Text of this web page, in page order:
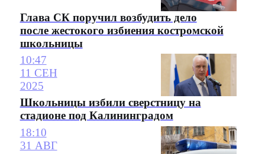
Глава СК поручил возбудить дело
после жестокого избиения костромской
школьницы
10:47
11 СЕН
2025
Школьницы избили сверстницу на
стадионе под Калининградом
18:10
31 АВГ